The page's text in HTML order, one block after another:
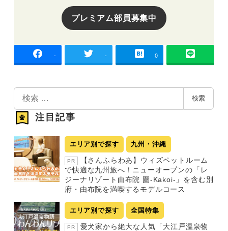
プレミアム部員募集中
- - 0
検
索
検索
注目記事
エリア別で探す 九州・沖縄
PR
【さんふらわあ】ウィズペットルーム
で快適な九州旅へ！ニューオープンの「レ
ジーナリゾート由布院 圍-Kakoi-」を含む別
府・由布院を満喫するモデルコース
エリア別で探す 全国特集
PR
愛犬家から絶大な人気「大江戸温泉物